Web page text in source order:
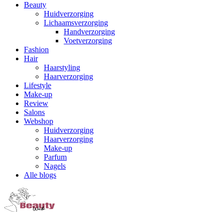
Beauty
Huidverzorging
Lichaamsverzorging
Handverzorging
Voetverzorging
Fashion
Hair
Haarstyling
Haarverzorging
Lifestyle
Make-up
Review
Salons
Webshop
Huidverzorging
Haarverzorging
Make-up
Parfum
Nagels
Alle blogs